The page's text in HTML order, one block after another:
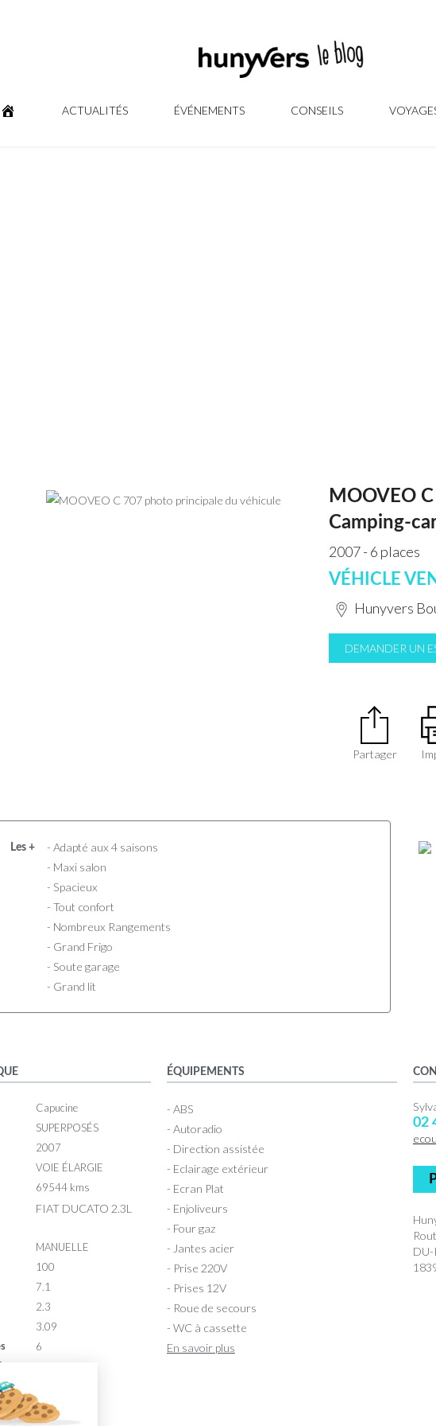
ACTUALITÉS ÉVÉNEMENTS CONSEILS
MOOVEO
Camping-
2007 - 6 places
VÉHICLE
Hunyvers
DEMANDER UN
Partager
Les +
- Adapté aux 4 saisons
- Maxi salon
- Spacieux
- Tout confort
- Nombreux Rangements
- Grand Frigo
- Soute garage
- Grand lit
Capucine
SUPERPOSÉS
2007
VOIE ÉLARGIE
69544 kms
FIAT DUCATO 2.3L
MANUELLE
100
7.1
2.3
3.09
6
8
ÉQUIPEMENTS
- ABS
- Autoradio
- Direction assistée
- Eclairage extérieur
- Ecran Plat
- Enjoliveurs
- Four gaz
- Jantes acier
- Prise 220V
- Prises 12V
- Roue de secours
- WC à cassette
En savoir plus
02
DU-